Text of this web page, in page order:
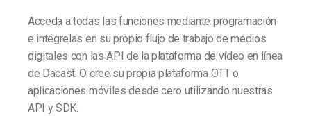
Acceda a todas las funciones mediante programación
e intégrelas en su propio flujo de trabajo de medios
digitales con las API de la plataforma de vídeo en línea
de Dacast. O cree su propia plataforma OTT o
aplicaciones móviles desde cero utilizando nuestras
API y SDK.